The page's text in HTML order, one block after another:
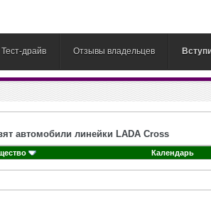
Тест-драйв Отзывы владельцев
автомобили линейки LADA Cross
Календарь